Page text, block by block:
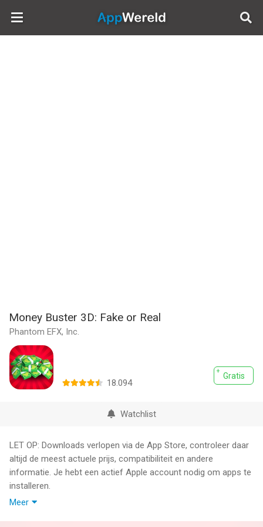
AppWereld
Money Buster 3D: Fake or Real
Phantom EFX, Inc.
Gratis
18.094
Watchlist
LET OP: Downloads verlopen via de App Store, controleer daar
altijd de meest actuele prijs, compatibiliteit en andere
informatie. Je hebt een actief Apple account nodig om apps te
installeren.
Meer